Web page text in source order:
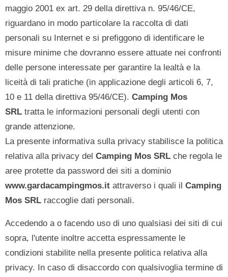
maggio 2001 ex art. 29 della direttiva n. 95/46/CE,
riguardano in modo particolare la raccolta di dati
personali su Internet e si prefiggono di identificare le
misure minime che dovranno essere attuate nei confronti
delle persone interessate per garantire la lealtà e la
liceità di tali pratiche (in applicazione degli articoli 6, 7,
10 e 11 della direttiva 95/46/CE). Camping Mos
SRL tratta le informazioni personali degli utenti con
grande attenzione.
La presente informativa sulla privacy stabilisce la politica
relativa alla privacy del Camping Mos SRL che regola le
aree protette da password dei siti a dominio
www.gardacampingmos.it attraverso i quali il Camping
Mos SRL raccoglie dati personali.
Accedendo a o facendo uso di uno qualsiasi dei siti di cui
sopra, l'utente inoltre accetta espressamente le
condizioni stabilite nella presente politica relativa alla
privacy. In caso di disaccordo con qualsivoglia termine di